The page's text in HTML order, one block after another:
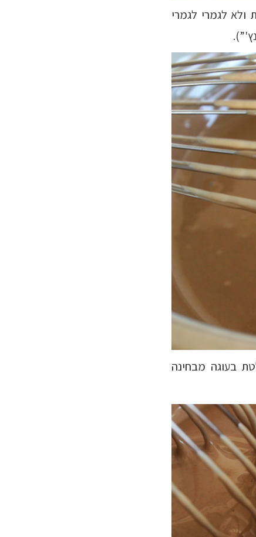
לגמרי לגמרי
בעוגה מבחינה